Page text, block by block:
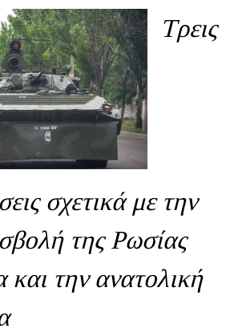
Τρεις
σχετικά με την
της Ρωσίας
και την ανατολική